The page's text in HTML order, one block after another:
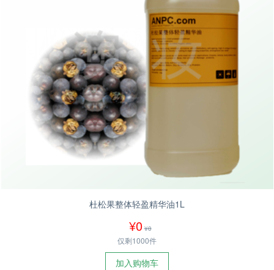
杜松果整体轻盈精华油1L
¥0 ¥0
仅剩1000件
加入购物车